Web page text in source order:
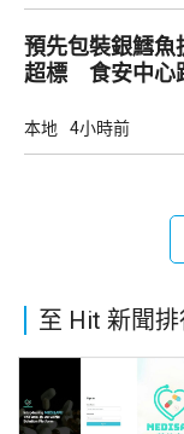
預先包裝銀鱈魚
超標 食安中心
本地 4小時前
至 Hit 新聞排